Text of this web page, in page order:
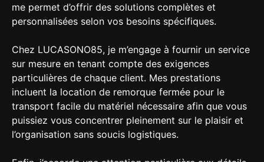
me permet d’offrir des solutions complètes et
personnalisées selon vos besoins spécifiques.
Chez LUCASONO85, je m’engage à fournir un service
sur mesure en tenant compte des exigences
particulières de chaque client. Mes prestations
incluent la location de remorque fermée pour le
transport facile du matériel nécessaire afin que vous
puissiez vous concentrer pleinement sur le plaisir et
l’organisation sans soucis logistiques.